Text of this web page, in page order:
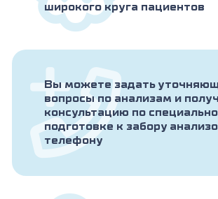
широкого круга пациентов
Вы можете задать
вопросы по анализам и
консультацию по
подготовке к забору
телефону